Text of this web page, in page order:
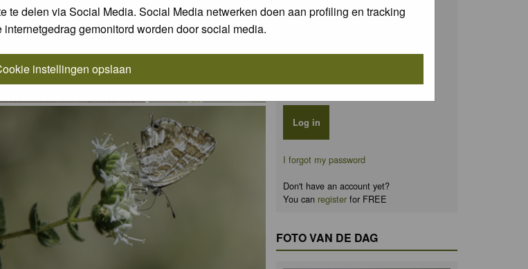
te delen via Social Media. Social Media netwerken doen aan profiling en tracking
gemonitord worden door social media.
instellingen opslaan
Remember me
I forgot my password
Don't have an account yet?
You can registerfor FREE
FOTO VAN DE DAG